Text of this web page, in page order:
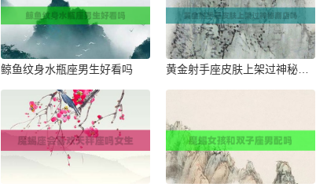
鲸鱼纹身水瓶座男生好看吗